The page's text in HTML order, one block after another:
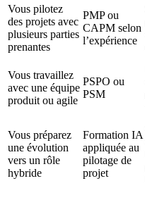
Vous pilotez
des projets avec
plusieurs parties
prenantes
PMP ou
CAPM selon
l’expérience
Vous travaillez
avec une équipe
produit ou agile
PSPO ou
PSM
Vous préparez
une évolution
vers un rôle
hybride
Formation IA
appliquée au
pilotage de
projet